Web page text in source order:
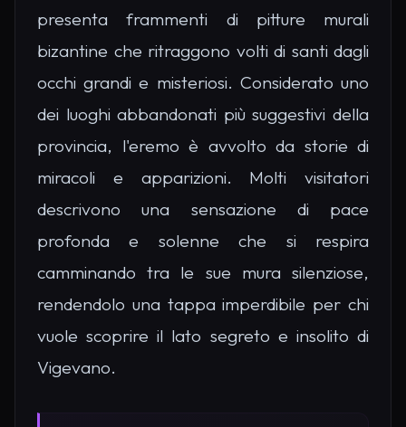
presenta frammenti di pitture murali
bizantine che ritraggono volti di santi dagli
occhi grandi e misteriosi. Considerato uno
dei luoghi abbandonati più suggestivi della
provincia, l'eremo è avvolto da storie di
miracoli e apparizioni. Molti visitatori
descrivono una sensazione di pace
profonda e solenne che si respira
camminando tra le sue mura silenziose,
rendendolo una tappa imperdibile per chi
vuole scoprire il lato segreto e insolito di
Vigevano.